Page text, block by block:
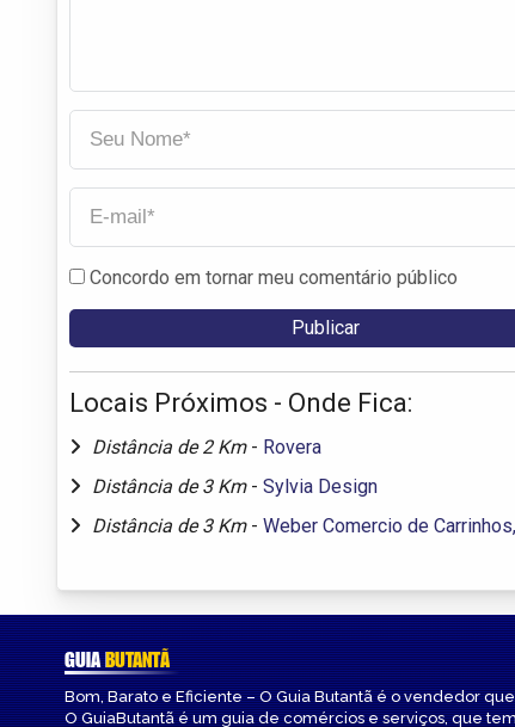
Concordo em tornar meu comentário público
Locais Próximos - Onde Fica:
Distância de 2 Km - Rovera
Distância de 3 Km - Sylvia Design
Distância de 3 Km - Weber Comercio de
GUIABUTANTÃ
Bom, Barato e Eficiente – O Guia Butantã é o vendedor
O GuiaButantã é um guia de comércios e serviços, que